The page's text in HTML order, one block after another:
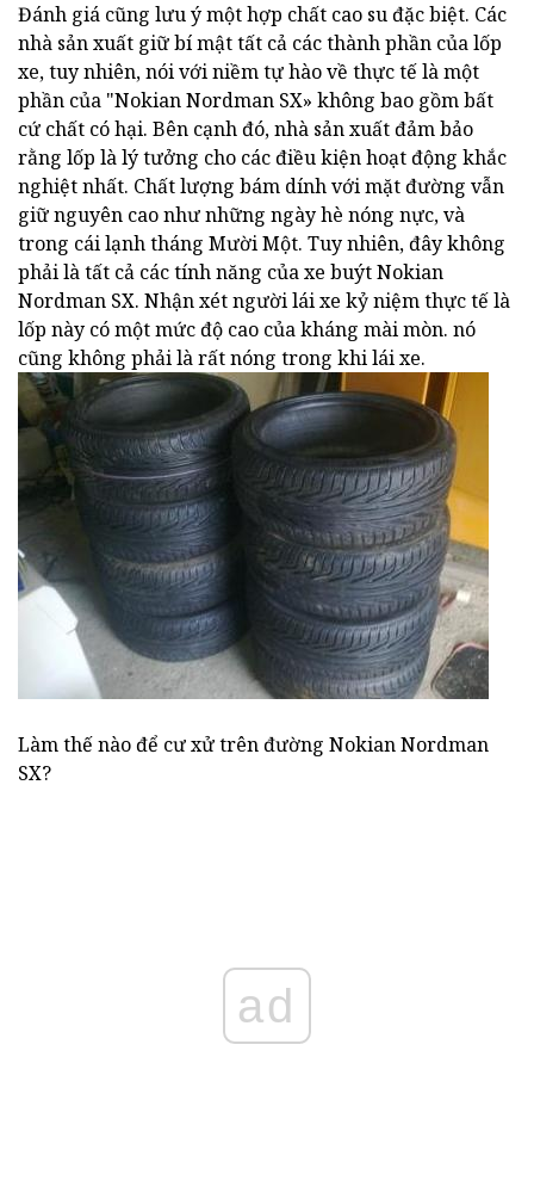
Đánh giá cũng lưu ý một hợp chất cao su đặc biệt. Các
nhà sản xuất giữ bí mật tất cả các thành phần của lốp
xe, tuy nhiên, nói với niềm tự hào về thực tế là một
phần của "Nokian Nordman SX» không bao gồm bất
cứ chất có hại. Bên cạnh đó, nhà sản xuất đảm bảo
rằng lốp là lý tưởng cho các điều kiện hoạt động khắc
nghiệt nhất. Chất lượng bám dính với mặt đường vẫn
giữ nguyên cao như những ngày hè nóng nực, và
trong cái lạnh tháng Mười Một. Tuy nhiên, đây không
phải là tất cả các tính năng của xe buýt Nokian
Nordman SX. Nhận xét người lái xe kỷ niệm thực tế là
lốp này có một mức độ cao của kháng mài mòn. nó
cũng không phải là rất nóng trong khi lái xe.
Làm thế nào để cư xử trên đường Nokian Nordman
SX?
ad